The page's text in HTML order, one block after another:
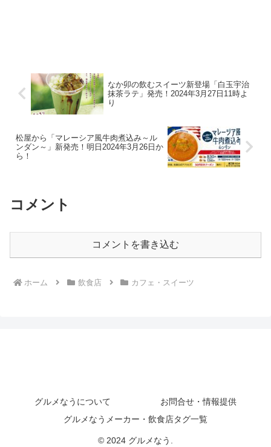
なか卯の飲むスイーツ新登場「白玉宇治
抹茶ラテ」発売！2024年3月27日11時よ
り
松屋から「マレーシア風牛肉煮込み～ル
ンダン～」新発売！明日2024年3月26日か
ら！
コメント
コメントを書き込む
ホーム 飲食店 カフェ・スイーツ
グルメなうについて
お問合せ・情報提供
グルメなうメーカー・飲食店タグ一覧
© 2024 グルメなう.